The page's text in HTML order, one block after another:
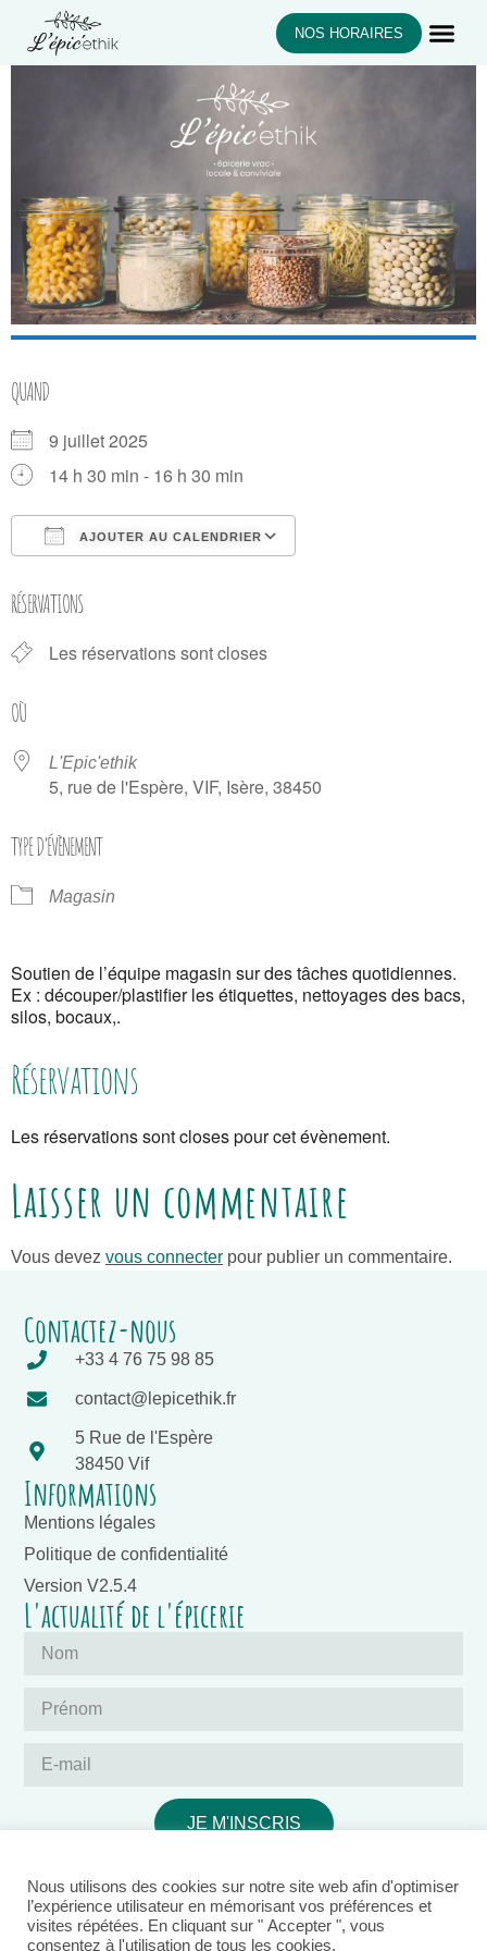
NOS HORAIRES
QUAND
9 juillet 2025
14 h 30 min - 16 h 30 min
AJOUTER AU CALENDRIER
RÉSERVATIONS
Les réservations sont closes
OÙ
L'Epic'ethik
5, rue de l'Espère, VIF, Isère, 38450
TYPE D’ÉVÈNEMENT
Magasin
Soutien de l’équipe magasin sur des tâches quotidiennes.
Ex : découper/plastifier les étiquettes, nettoyages des bacs,
silos, bocaux,.
Réservations
Les réservations sont closes pour cet évènement.
Laisser un commentaire
Vous devez vous connecter pour publier un commentaire.
Contactez-nous
+33 4 76 75 98 85
contact@lepicethik.fr
5 Rue de l'Espère
38450 Vif
Informations
Mentions légales
Politique de confidentialité
Version V2.5.4
L'actualité de l'épicerie
JE M'INSCRIS
Nous utilisons des cookies sur notre site web afin d'optimiser
l’expérience utilisateur en mémorisant vos préférences et
visites répétées. En cliquant sur " Accepter ", vous
consentez à l'utilisation de tous les cookies.